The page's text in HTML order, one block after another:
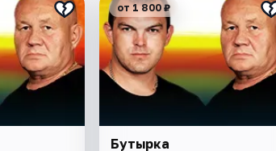
от 1 800 ₽
Бутырка